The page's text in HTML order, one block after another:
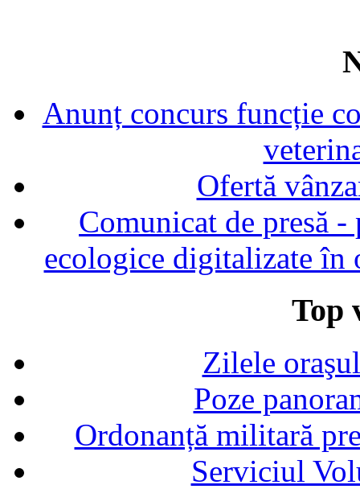
Anunț concurs funcție
Ofertă
Comunicat de presă
ecologice digitalizate în
Top
Zilele
Poze
Ordonanță militară
Serviciul